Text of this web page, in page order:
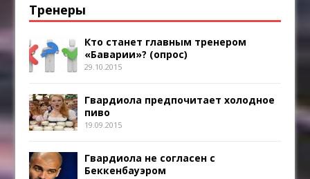
Тренеры
Кто станет главным тренером
«Баварии»? (опрос)
29.10.2015
Гвардиола предпочитает холодное
пиво
19.09.2015
Гвардиола не согласен с
Беккенбауэром